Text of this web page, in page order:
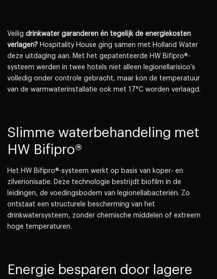
Veilig drinkwater garanderen én tegelijk de energiekosten
verlagen? Hospitality House ging samen met Holland Water
deze uitdaging aan. Met het gepatenteerde HW Bifipro®-
systeem werden in twee hotels niet alleen legionellarisico’s
volledig onder controle gebracht, maar kon de temperatuur
van de warmwaterinstallatie ook met 17°C worden verlaagd.
Slimme waterbehandeling met
HW Bifipro®
Het HW Bifipro®-systeem werkt op basis van koper- en
zilverionisatie. Deze technologie bestrijdt biofilm in de
leidingen, de voedingsbodem van legionellabacteriën. Zo
ontstaat een structurele bescherming van het
drinkwatersysteem, zonder chemische middelen of extreem
hoge temperaturen.
Energie besparen door lagere